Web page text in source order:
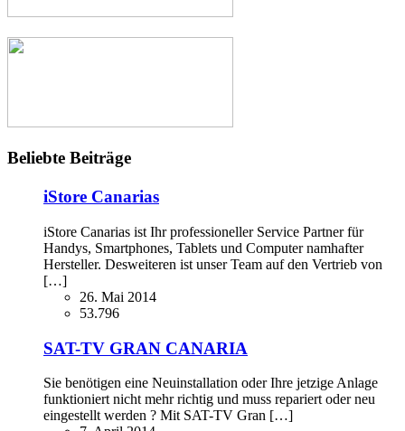
Beliebte Beiträge
iStore Canarias
iStore Canarias ist Ihr professioneller Service Partner für
Handys, Smartphones, Tablets und Computer namhafter
Hersteller. Desweiteren ist unser Team auf den Vertrieb von
[…]
26. Mai 2014
53.796
SAT-TV GRAN CANARIA
Sie benötigen eine Neuinstallation oder Ihre jetzige Anlage
funktioniert nicht mehr richtig und muss repariert oder neu
eingestellt werden ? Mit SAT-TV Gran […]